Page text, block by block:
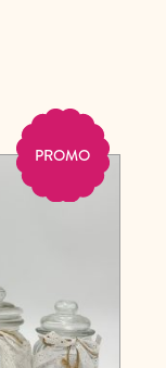
PROMO